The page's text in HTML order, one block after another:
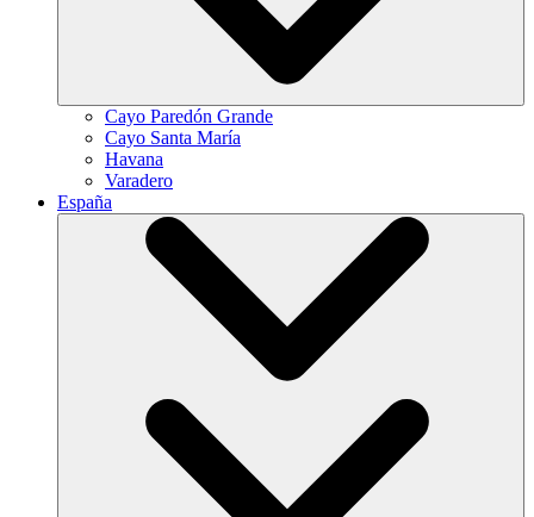
Cayo Paredón Grande
Cayo Santa María
Havana
Varadero
España